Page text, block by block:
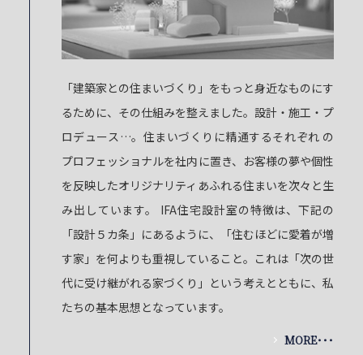
「建築家との住まいづくり」をもっと身近なものにす
るために、その仕組みを整えました。設計・施工・プ
ロデュース…。住まいづくりに精通するそれぞれ の
プロフェッショナルを社内に置き、お客様の夢や個性
を反映したオリジナリティあふれる住まいを次々と生
み出しています。 IFA住宅設計室の特徴は、下記の
「設計５カ条」にあるように、「住むほどに愛着が増
す家」を何よりも重視していること。これは「次の世
代に受け継がれる家づくり」という考えとともに、私
たちの基本思想となっています。
MORE･･･